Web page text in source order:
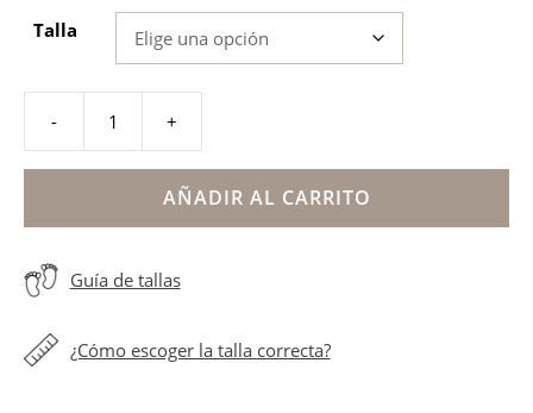
Talla
-
flexibles
glitter
niña
+
AÑADIR AL CARRITO
Guía de tallas
¿Cómo escoger la talla correcta?